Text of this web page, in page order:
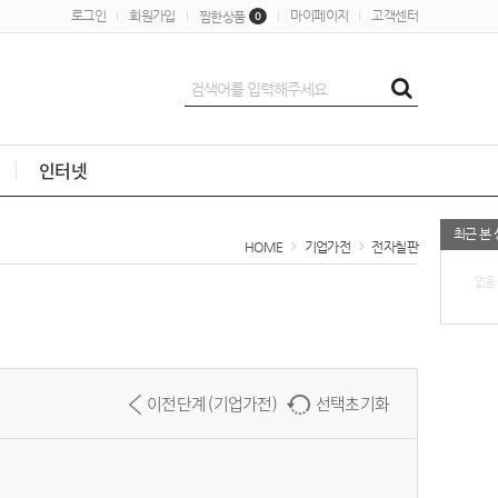
로그인 회원가입 찜한상품 0 마이페이지 고객센터
인터넷
최근 본
없음
HOME 기업가전 전자칠판
이전단계 (기업가전) 선택초기화